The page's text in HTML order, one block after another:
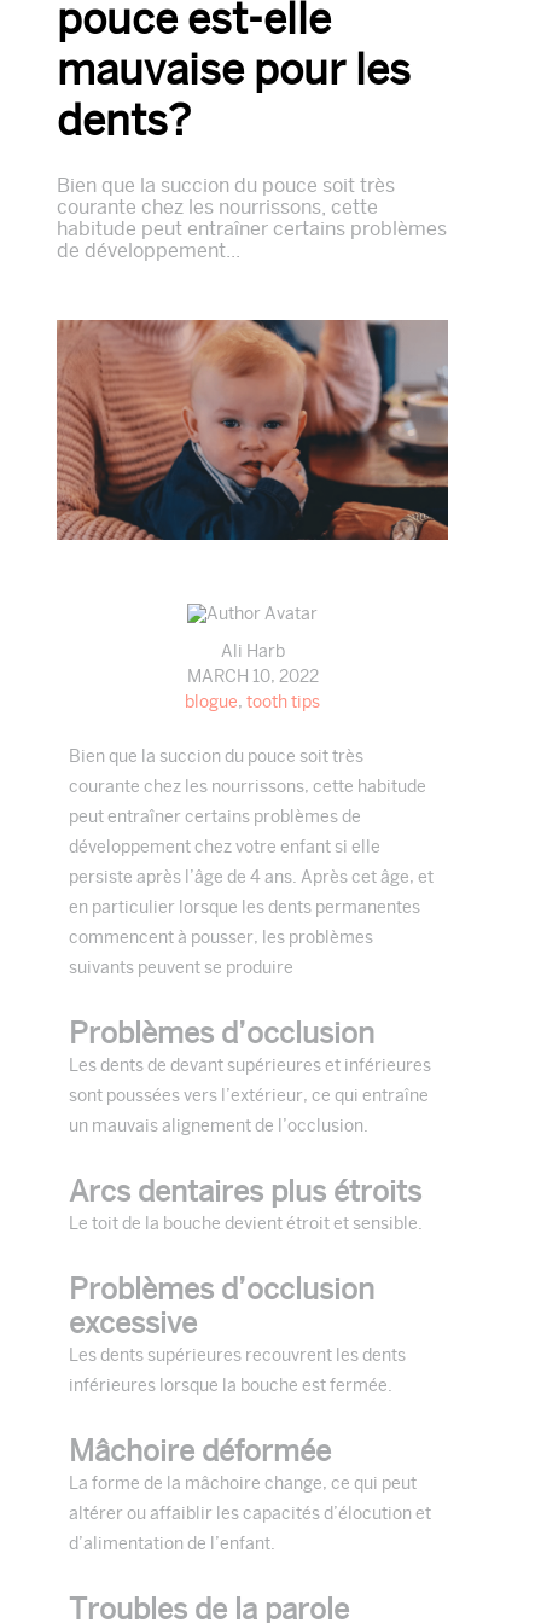
pouce est-elle
mauvaise pour les
dents?
Bien que la succion du pouce soit très
courante chez les nourrissons, cette
habitude peut entraîner certains problèmes
de développement...
Ali Harb
MARCH 10, 2022
blogue, tooth tips
Bien que la succion du pouce soit très
courante chez les nourrissons, cette habitude
peut entraîner certains problèmes de
développement chez votre enfant si elle
persiste après l’âge de 4 ans. Après cet âge, et
en particulier lorsque les dents permanentes
commencent à pousser, les problèmes
suivants peuvent se produire
Problèmes d’occlusion
Les dents de devant supérieures et inférieures
sont poussées vers l’extérieur, ce qui entraîne
un mauvais alignement de l’occlusion.
Arcs dentaires plus étroits
Le toit de la bouche devient étroit et sensible.
Problèmes d’occlusion
excessive
Les dents supérieures recouvrent les dents
inférieures lorsque la bouche est fermée.
Mâchoire déformée
La forme de la mâchoire change, ce qui peut
altérer ou affaiblir les capacités d’élocution et
d’alimentation de l’enfant.
Troubles de la parole